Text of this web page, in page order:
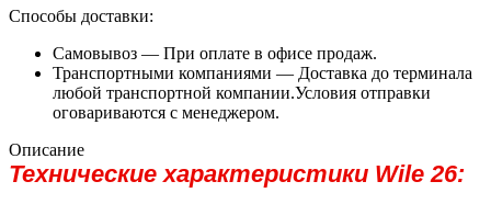
Способы доставки:
Самовывоз — При оплате в офисе продаж.
Транспортными компаниями — Доставка до терминала
любой транспортной компании.Условия отправки
оговариваются с менеджером.
Описание
Технические характеристики Wile 26: